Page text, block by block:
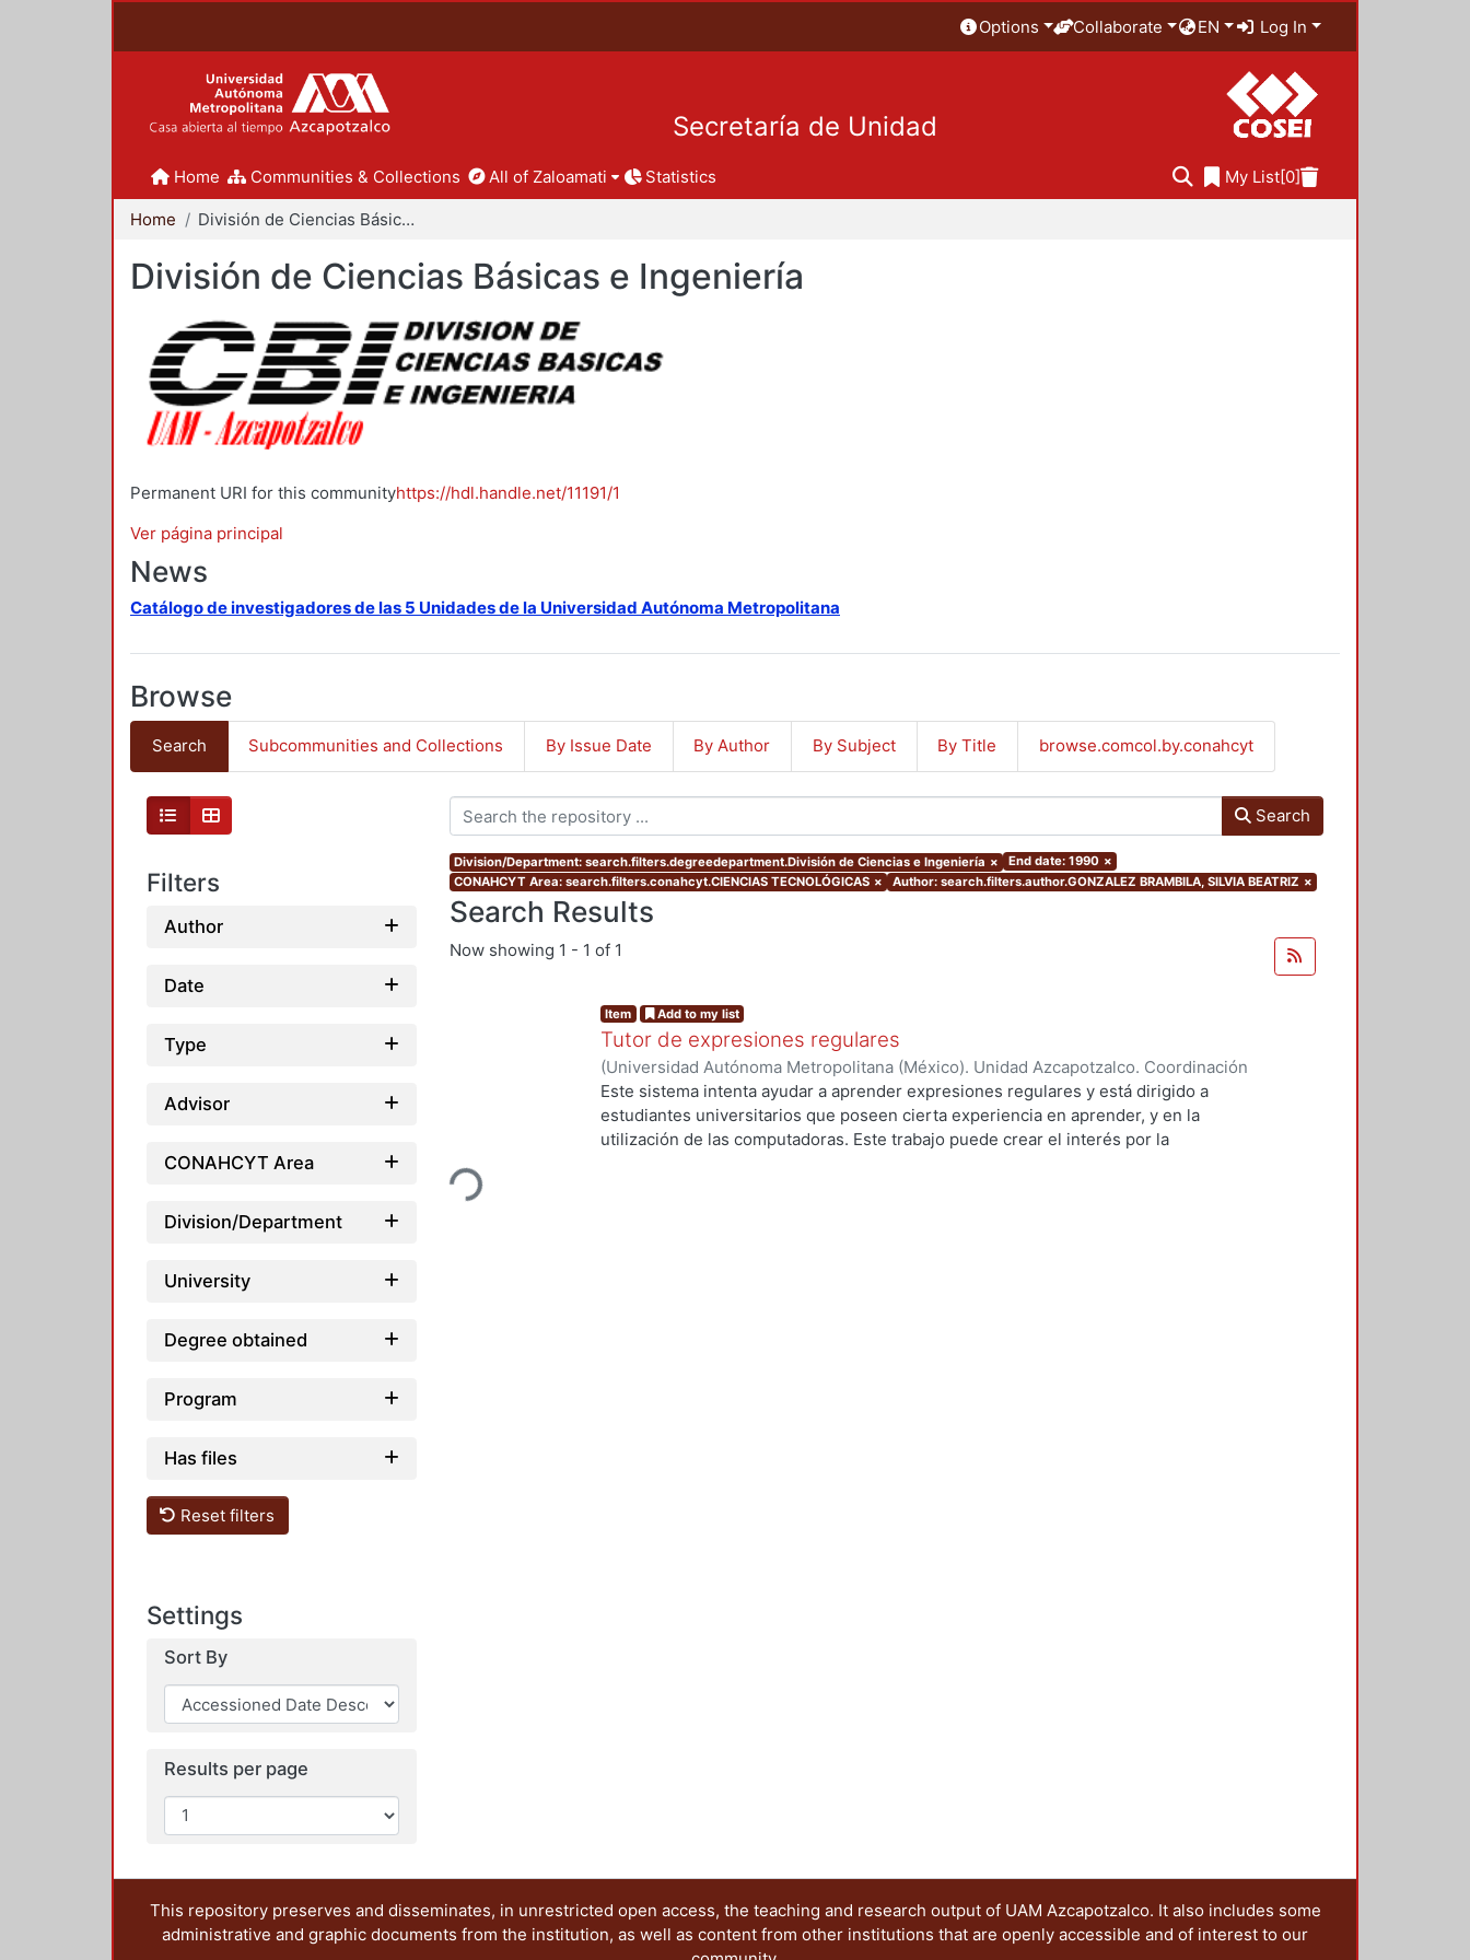
Options Collaborate EN Log In
Secretaría de Unidad
Home Communities & Collections All of Zaloamati Statistics My List[0]
Home División de Ciencias Básicas e Ingeniería
División de Ciencias Básicas e Ingeniería
Permanent URI for this communityhttps://hdl.handle.net/11191/1
Ver página principal
News
Catálogo de investigadores de las 5 Unidades de la Universidad Autónoma Metropolitana
Browse
Search Subcommunities and Collections By Issue Date By Author By Subject By Title browse.comcol.by.conahcyt
Filters
Author
Date
Type
Advisor
CONAHCYT Area
Division/Department
University
Degree obtained
Program
Has files
Reset filters
Settings
Sort By
Results per page
Search
Division/Department: search.filters.degreedepartment.División de Ciencias e Ingeniería × End date: 1990 ×
CONAHCYT Area: search.filters.conahcyt.CIENCIAS TECNOLÓGICAS × Author: search.filters.author.GONZALEZ BRAMBILA, SILVIA BEATRIZ ×
Search Results
Now showing 1 - 1 of 1
Loading...
Item Add to my list
Tutor de expresiones regulares
(Universidad Autónoma Metropolitana (México). Unidad Azcapotzalco. Coordinación
de Servicios de Información., 1990-05) GONZALEZ BRAMBILA, SILVIA BEATRIZ
Este sistema intenta ayudar a aprender expresiones regulares y está dirigido a
estudiantes universitarios que poseen cierta experiencia en aprender, y en la
utilización de las computadoras. Este trabajo puede crear el interés por la
This repository preserves and disseminates, in unrestricted open access, the teaching and research output of UAM Azcapotzalco. It also includes some
administrative and graphic documents from the institution, as well as content from other institutions that are openly accessible and of interest to our